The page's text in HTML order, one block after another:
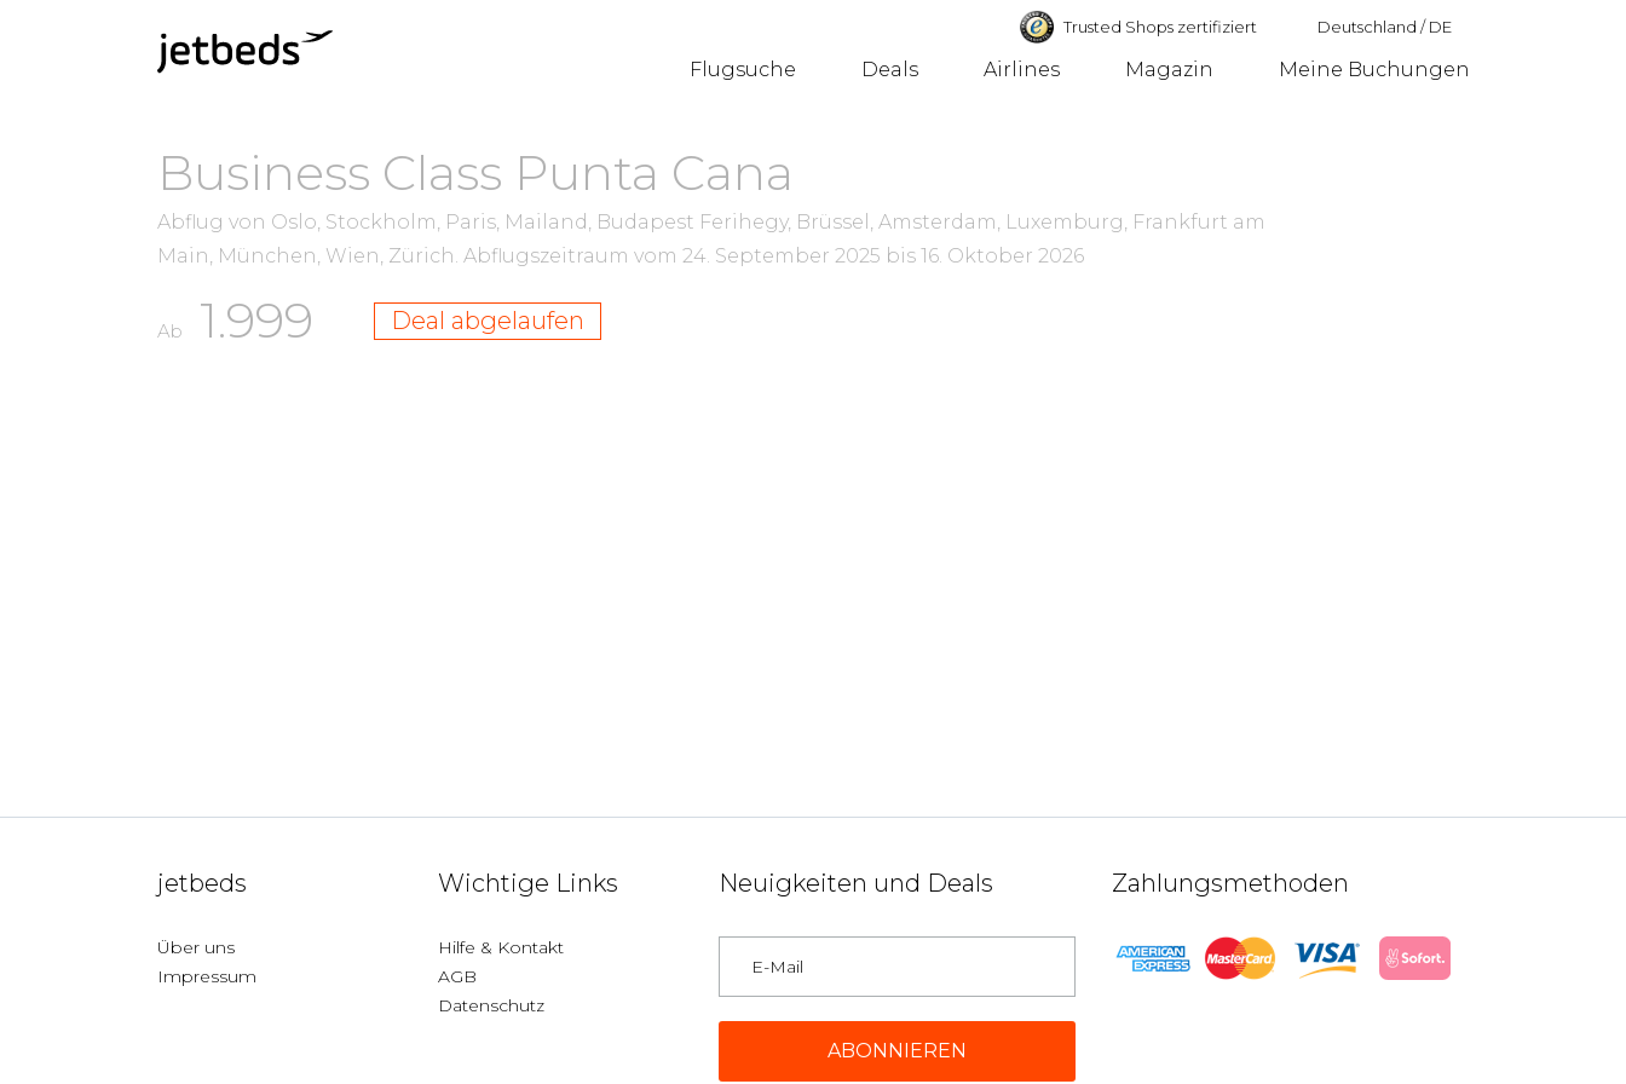
Trusted Shops zertifiziert Deutschland /DE
Flugsuche Deals Airlines Magazin Meine Buchungen
Business Class Punta Cana
Abflug von Oslo, Stockholm, Paris, Mailand, Budapest Ferihegy, Brüssel, Amsterdam, Luxemburg, Frankfurt am
Main, München, Wien, Zürich. Abflugszeitraum vom 24. September 2025 bis 16. Oktober 2026
Ab 1.999 Deal abgelaufen
jetbeds
Über uns
Impressum
Wichtige Links
Hilfe & Kontakt
AGB
Datenschutz
Neuigkeiten und Deals Zahlungsmethoden